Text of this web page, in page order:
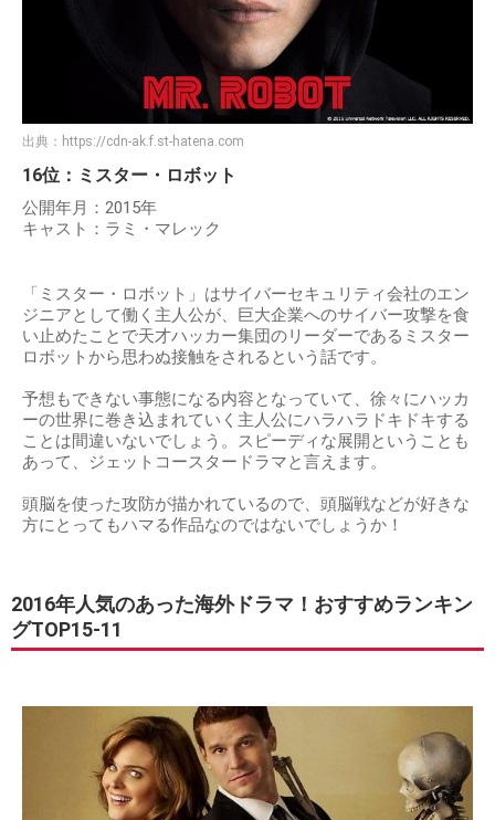
出典： https://cdn-ak.f.st-hatena.com
16位：ミスター・ロボット
公開年月：2015年
キャスト：ラミ・マレック
「ミスター・ロボット」はサイバーセキュリティ会社のエン
ジニアとして働く主人公が、巨大企業へのサイバー攻撃を食
い止めたことで天才ハッカー集団のリーダーであるミスター
ロボットから思わぬ接触をされるという話です。
予想もできない事態になる内容となっていて、徐々にハッカ
ーの世界に巻き込まれていく主人公にハラハラドキドキする
ことは間違いないでしょう。スピーディな展開ということも
あって、ジェットコースタードラマと言えます。
頭脳を使った攻防が描かれているので、頭脳戦などが好きな
方にとってもハマる作品なのではないでしょうか！
2016年人気のあった海外ドラマ！おすすめランキン
グTOP15-11